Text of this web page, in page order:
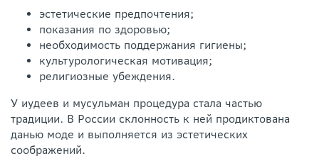
эстетические предпочтения;
показания по здоровью;
необходимость поддержания гигиены;
культурологическая мотивация;
религиозные убеждения.
У иудеев и мусульман процедура стала частью
традиции. В России склонность к ней продиктована
данью моде и выполняется из эстетических
соображений.